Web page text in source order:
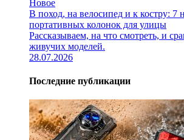
Новое
В поход, на велосипед и к костру: 7
портативных колонок для улицы
Рассказываем, на что смотреть, и
живучих моделей.
28.07.2026
Последние публикации